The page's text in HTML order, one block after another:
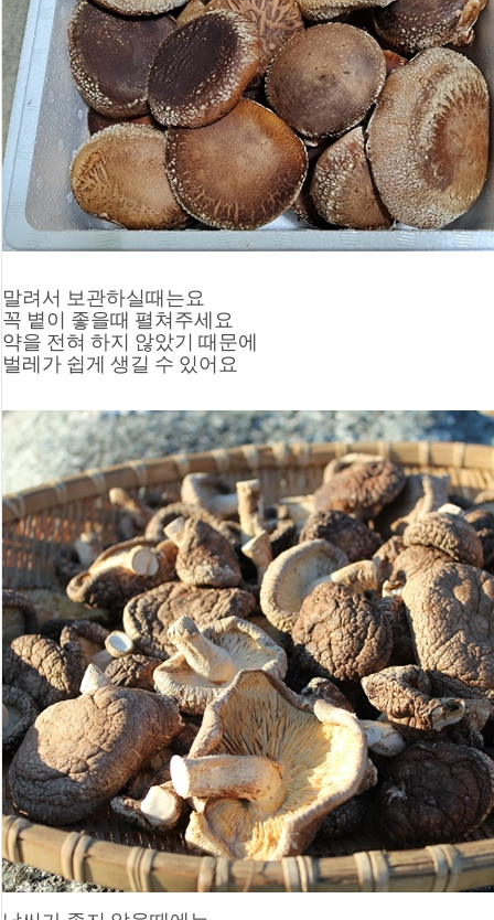
말려서 보관하실때는요
꼭 볕이 좋을때 펼쳐주세요
약을 전혀 하지 않았기 때문에
벌레가 쉽게 생길 수 있어요